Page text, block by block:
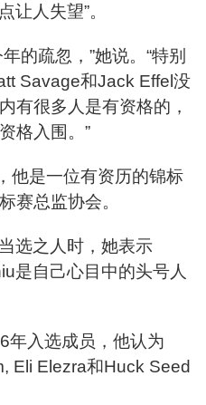
让人失望”。
的疏忽，”她说。“特别
Savage和Jack Effel没
有很多人是有资格的，
格入围。”
他是一位有资历的锦标
赛总监协会。
选之人时，她表示
是自己心目中的头号人
年入选成员，他认为
Eli Elezra和Huck Seed